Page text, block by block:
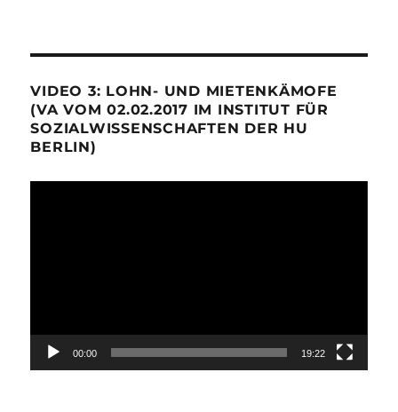
VIDEO 3: LOHN- UND MIETENKÄMOFE
(VA VOM 02.02.2017 IM INSTITUT FÜR
SOZIALWISSENSCHAFTEN DER HU
BERLIN)
00:00 19:22